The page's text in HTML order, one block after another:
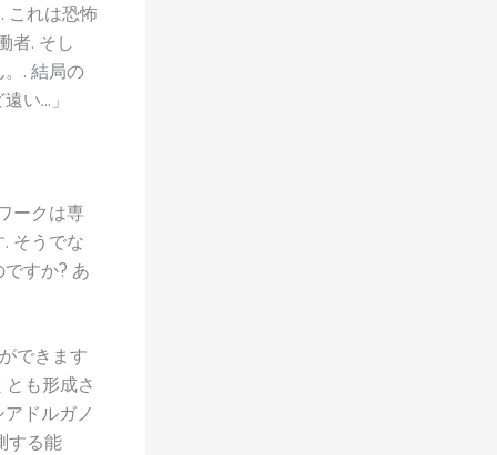
これは恐怖
者. そし
. 結局の
い…」
ークは専
そうでな
すか? あ
できます
も形成さ
ドルガノ
する能